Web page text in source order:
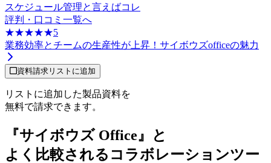
スケジュール管理と言えばコレ
評判・口コミ一覧へ
☆☆☆☆☆
★★★★★5
業務効率とチームの生産性が上昇！サイボウズofficeの魅力
資料請求リストに追加
リストに追加した製品資料を
無料で請求できます。
『サイボウズ Office』と
よく比較されるコラボレーションツー